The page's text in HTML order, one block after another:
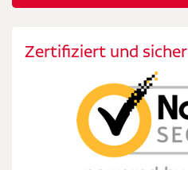
Zertifiziert und sicher